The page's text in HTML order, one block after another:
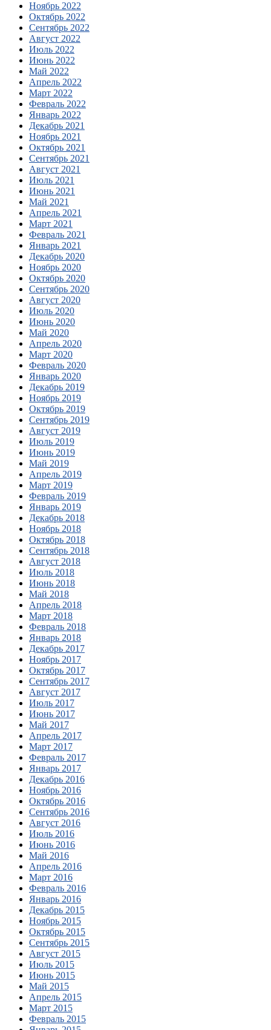
Ноябрь 2022
Октябрь 2022
Сентябрь 2022
Август 2022
Июль 2022
Июнь 2022
Май 2022
Апрель 2022
Март 2022
Февраль 2022
Январь 2022
Декабрь 2021
Ноябрь 2021
Октябрь 2021
Сентябрь 2021
Август 2021
Июль 2021
Июнь 2021
Май 2021
Апрель 2021
Март 2021
Февраль 2021
Январь 2021
Декабрь 2020
Ноябрь 2020
Октябрь 2020
Сентябрь 2020
Август 2020
Июль 2020
Июнь 2020
Май 2020
Апрель 2020
Март 2020
Февраль 2020
Январь 2020
Декабрь 2019
Ноябрь 2019
Октябрь 2019
Сентябрь 2019
Август 2019
Июль 2019
Июнь 2019
Май 2019
Апрель 2019
Март 2019
Февраль 2019
Январь 2019
Декабрь 2018
Ноябрь 2018
Октябрь 2018
Сентябрь 2018
Август 2018
Июль 2018
Июнь 2018
Май 2018
Апрель 2018
Март 2018
Февраль 2018
Январь 2018
Декабрь 2017
Ноябрь 2017
Октябрь 2017
Сентябрь 2017
Август 2017
Июль 2017
Июнь 2017
Май 2017
Апрель 2017
Март 2017
Февраль 2017
Январь 2017
Декабрь 2016
Ноябрь 2016
Октябрь 2016
Сентябрь 2016
Август 2016
Июль 2016
Июнь 2016
Май 2016
Апрель 2016
Март 2016
Февраль 2016
Январь 2016
Декабрь 2015
Ноябрь 2015
Октябрь 2015
Сентябрь 2015
Август 2015
Июль 2015
Июнь 2015
Май 2015
Апрель 2015
Март 2015
Февраль 2015